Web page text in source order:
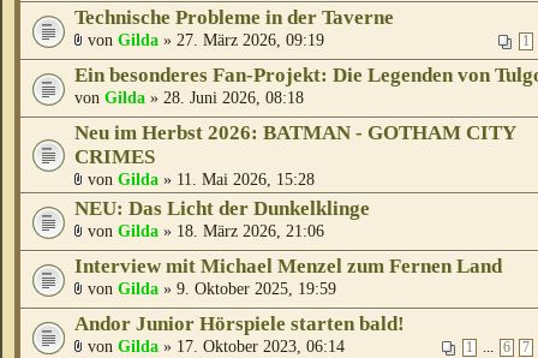
Technische Probleme in der Taverne
1
von Gilda » 27. März 2026, 09:19
Ein besonderes Fan-Projekt: Die Legenden von
von Gilda » 28. Juni 2026, 08:18
Neu im Herbst 2026: BATMAN - GOTHAM CITY
CRIMES
von Gilda » 11. Mai 2026, 15:28
NEU: Das Licht der Dunkelklinge
von Gilda » 18. März 2026, 21:06
Interview mit Michael Menzel zum Fernen Land
von Gilda » 9. Oktober 2025, 19:59
Andor Junior Hörspiele starten bald!
1 ... 6 7
von Gilda » 17. Oktober 2023, 06:14